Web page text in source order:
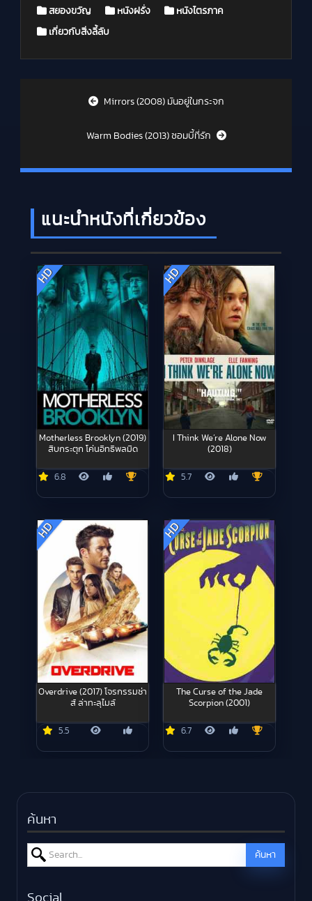
Posted in
สยองขวัญ หนังฝรั่ง หนังไตรภาค
เกี่ยวกับสิ่งลี้ลับ
Post navigation Mirrors (2008) มันอยู่ในกระจก
Warm Bodies (2013) ซอมบี้ที่รัก
แนะนำหนังที่เกี่ยวข้อง
HD
Motherless Brooklyn (2019)
สืบกระตุก โค่นอิทธิพลมืด
6.8
HD
I Think We’re Alone Now
(2018)
5.7
HD
Overdrive (2017) โจรกรรมซ่า
ส์ ล่าทะลุไมล์
5.5
HD
The Curse of the Jade
Scorpion (2001)
6.7
ค้นหา
Search for: ค้นหา
Social